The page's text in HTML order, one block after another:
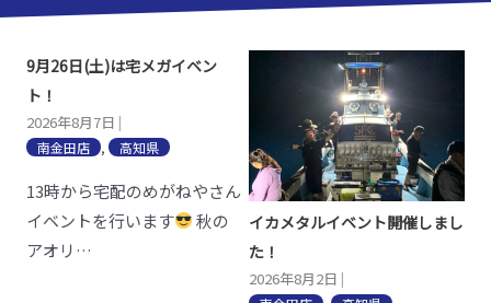
9月26日(土)は宅メガイベン
ト！
2026年8月7日 |
南金田店
, 高知県
13時から宅配のめがねやさん
イベントを行います
秋の
アオリ…
イカメタルイベント開催しまし
た！
2026年8月2日